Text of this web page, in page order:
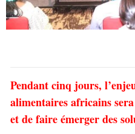
Pendant cinq jours,
alimentaires africains
et de faire émerger des